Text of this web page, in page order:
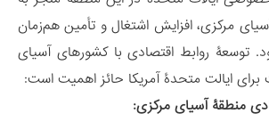
مرکزی، افزایش اشتغال و تأمین هم‌زمان
توسعۀ روابط اقتصادی با کشورهای آسیای
ایالت متحدۀ آمریکا حائز اهمیت است:
منطقۀ آسیای مرکزی: